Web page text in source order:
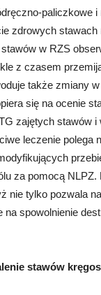
paliczkowe
zdrowych
w RZS
z czasem
także zmiany w
się na ocenie
zajętych stawów i
leczenie polega
za pomocą NLPZ.
nie tylko pozwala
spowolnienie
stawów